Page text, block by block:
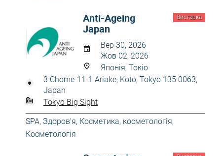
Виставка
Anti-Ageing
Japan
Вер 30, 2026
Жов 02, 2026
Японія, Токіо
3 Chome-11-1 Ariake, Koto, Tokyo 135 0063,
Japan
Tokyo Big Sight
SPA, Здоров'я, Косметика, косметологія,
Косметологія